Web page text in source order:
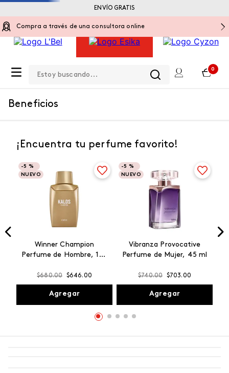
Compra a través de una consultora online
0
ENVÍO GRATIS
Beneficios
¡Encuentra tu perfume favorito!
-5 %
NUEVO
Winner Champion
Perfume de Hombre, 100
$680.00 $646.00
Agregar
-5 %
NUEVO
Vibranza Provocative
Perfume de Mujer, 45 ml
$740.00 $703.00
Agregar